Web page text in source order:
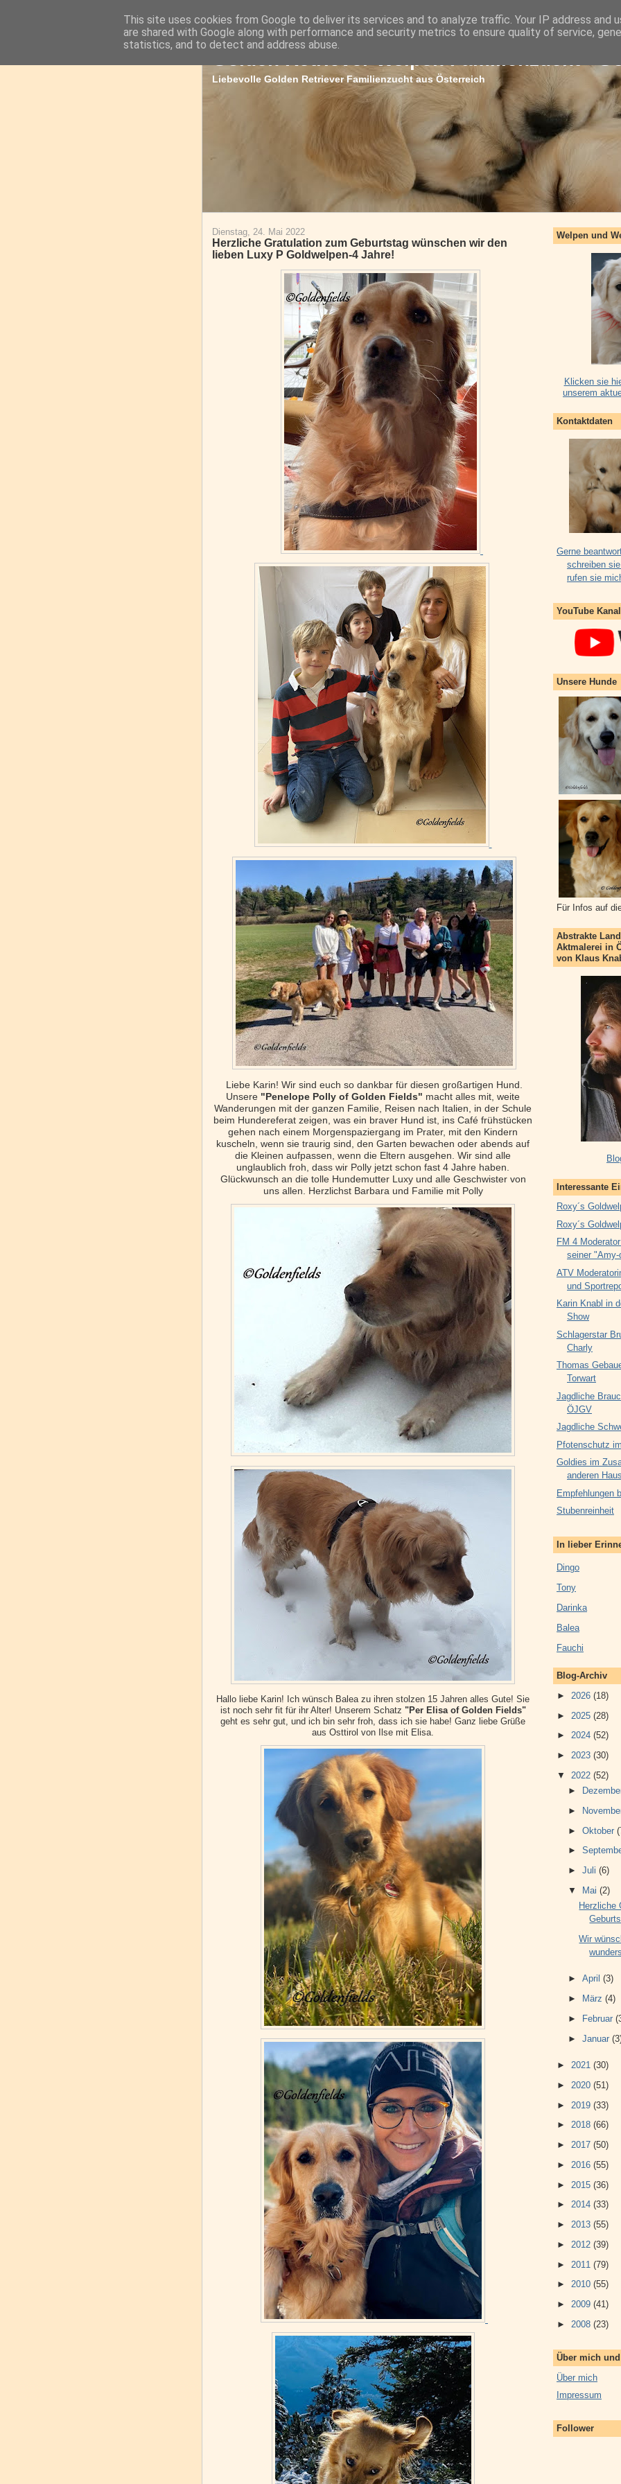
Liebevolle Golden Retriever Familienzucht aus Österreich
Dienstag, 24. Mai 2022
Herzliche Gratulation zum Geburtstag wünschen wir den
lieben Luxy P Goldwelpen-4 Jahre!
Liebe Karin! Wir sind euch so dankbar für diesen großartigen Hund.
Unsere "Penelope Polly of Golden Fields" macht alles mit, weite
Wanderungen mit der ganzen Familie, Reisen nach Italien, in der Schule
beim Hundereferat zeigen, was ein braver Hund ist, ins Café frühstücken
gehen nach einem Morgenspaziergang im Prater, mit den Kindern
kuscheln, wenn sie traurig sind, den Garten bewachen oder abends auf
die Kleinen aufpassen, wenn die Eltern ausgehen. Wir sind alle
unglaublich froh, dass wir Polly jetzt schon fast 4 Jahre haben.
Glückwunsch an die tolle Hundemutter Luxy und alle Geschwister von
uns allen. Herzlichst Barbara und Familie mit Polly
Hallo liebe Karin! Ich wünsch Balea zu ihren stolzen 15 Jahren alles Gute! Sie
ist noch sehr fit für ihr Alter! Unserem Schatz "Per Elisa of Golden Fields"
geht es sehr gut, und ich bin sehr froh, dass ich sie habe! Ganz liebe Grüße
aus Osttirol von Ilse mit Elisa.
Welpen und
Klicken sie
unserem
Kontaktdaten
Gerne
schreiben
rufen sie
YouTube Kanal
Unsere Hunde
Für Infos auf
Abstrakte
Aktmalerei in
von Klaus
Interessante
Roxy´s
Roxy´s
FM 4
seiner "Amy-
ATV
und
Karin Knabl in
Show
Schlagerstar
Charly
Thomas
Torwart
Jagdliche
ÖJGV
Jagdliche
Pfotenschutz
Goldies im
anderen
Empfehlungen
Stubenreinheit
In lieber
Dingo
Tony
Darinka
Balea
Fauchi
Blog-Archiv
► 2026 (18)
► 2025 (28)
► 2024 (52)
► 2023 (30)
▼ 2022 (52)
►
►
► Oktober
►
► Juli (6)
▼
Mai (2)
Herzliche
Wir
► April (3)
►
März (4)
►
Februar
► Januar
► 2021 (30)
► 2020 (51)
► 2019 (33)
► 2018 (66)
► 2017 (50)
► 2016 (55)
► 2015 (36)
► 2014 (33)
► 2013 (55)
► 2012 (39)
► 2011 (79)
► 2010 (55)
► 2009 (41)
► 2008 (23)
Über mich
Über mich
Impressum
Follower
This site uses cookies from Google to deliver its services and to analyze traffic. Your IP address and
are shared with Google along with performance and security metrics to ensure quality of service,
statistics, and to detect and address abuse.